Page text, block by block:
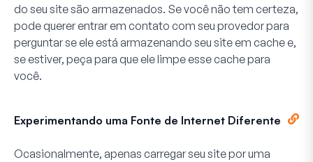
do seu site são armazenados. Se você não tem certeza,
pode querer entrar em contato com seu provedor para
perguntar se ele está armazenando seu site em cache e,
se estiver, peça para que ele limpe esse cache para
você.
Experimentando uma Fonte de Internet Diferente
Ocasionalmente, apenas carregar seu site por uma